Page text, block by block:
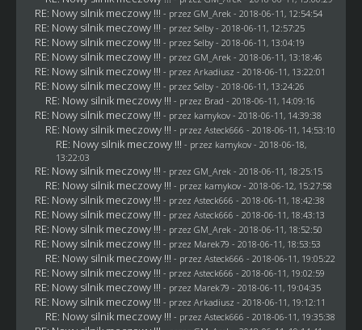
RE: Nowy silnik meczowy !!! - przez GM_Arek - 2018-06-11, 12:54:54
RE: Nowy silnik meczowy !!! - przez Selby- 2018-06-11, 12:57:25
RE: Nowy silnik meczowy !!! - przez Selby- 2018-06-11, 13:04:19
RE: Nowy silnik meczowy !!! - przez GM_Arek - 2018-06-11, 13:18:46
RE: Nowy silnik meczowy !!! - przez Arkadiusz - 2018-06-11, 13:22:01
RE: Nowy silnik meczowy !!! - przez Selby- 2018-06-11, 13:24:26
RE: Nowy silnik meczowy !!! - przez Brad - 2018-06-11, 14:09:16
RE: Nowy silnik meczowy !!! - przez kamykov- 2018-06-11, 14:39:38
RE: Nowy silnik meczowy !!! - przez Asteck666 - 2018-06-11, 14:53:10
RE: Nowy silnik meczowy !!! - przez kamykov- 2018-06-18,
13:22:03
RE: Nowy silnik meczowy !!! - przez GM_Arek - 2018-06-11, 18:25:15
RE: Nowy silnik meczowy !!! - przez kamykov- 2018-06-12, 15:27:58
RE: Nowy silnik meczowy !!! - przez Asteck666 - 2018-06-11, 18:42:38
RE: Nowy silnik meczowy !!! - przez Asteck666 - 2018-06-11, 18:43:13
RE: Nowy silnik meczowy !!! - przez GM_Arek - 2018-06-11, 18:52:50
RE: Nowy silnik meczowy !!! - przez Marek79 - 2018-06-11, 18:53:53
RE: Nowy silnik meczowy !!! - przez Asteck666 - 2018-06-11, 19:05:22
RE: Nowy silnik meczowy !!! - przez Asteck666 - 2018-06-11, 19:02:59
RE: Nowy silnik meczowy !!! - przez Marek79 - 2018-06-11, 19:04:35
RE: Nowy silnik meczowy !!! - przez Arkadiusz - 2018-06-11, 19:12:11
RE: Nowy silnik meczowy !!! - przez Asteck666 - 2018-06-11, 19:35:38